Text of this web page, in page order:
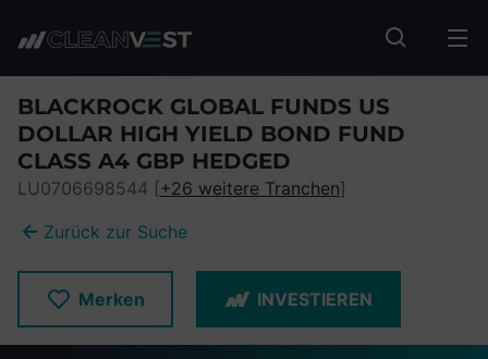
Fonds
BLACKROCK GLOBAL FUNDS US
DOLLAR HIGH YIELD BOND FUND
CLASS A4 GBP HEDGED
LU0706698544 [+26 weitere Tranchen]
Zurück zur Suche
Merken INVESTIEREN